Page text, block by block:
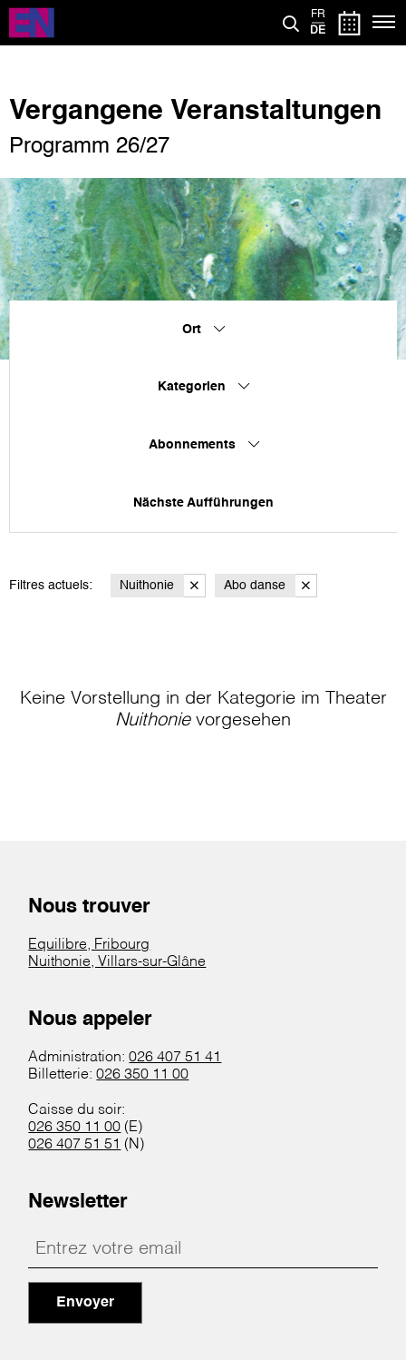
Direkt
zum
Inhalt
FR
DE
Vergangene Veranstaltungen
Programm 26/27
Ort
Kategorien
Abonnements
Nächste Aufführungen
Filtres actuels: Nuithonie Abo danse
Keine Vorstellung in der Kategorie im Theater
Nuithonievorgesehen
Nous trouver
Equilibre, Fribourg
Nuithonie, Villars-sur-Glâne
Nous appeler
Administration:026 407 51 41
Billetterie:026 350 11 00
Caisse du soir:
026 350 11 00 (E)
026 407 51 51 (N)
Newsletter
Envoyer